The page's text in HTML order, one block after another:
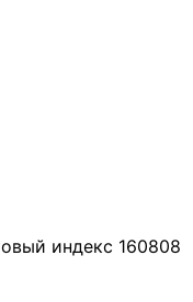
индекс 160808